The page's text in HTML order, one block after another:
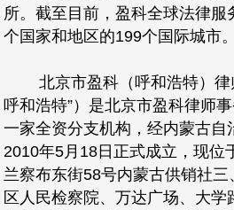
所。截至目前，盈科全球法律
个国家和地区的199个国际城市。
北京市盈科（呼和浩特）律
呼和浩特”）是北京市盈科律师
一家全资分支机构，经内蒙古自
2010年5月18日正式成立，现位
兰察布东街58号内蒙古供销社
区人民检察院、万达广场、大学